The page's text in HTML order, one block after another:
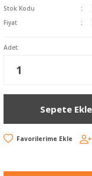
Stok Kodu
Fiyat
Adet:
Sepete Ekle